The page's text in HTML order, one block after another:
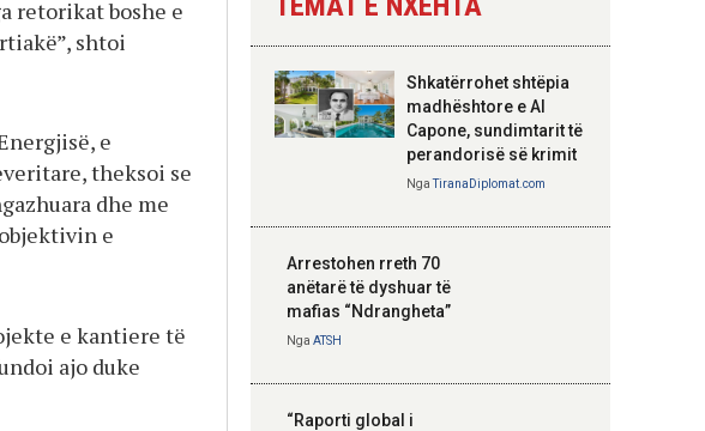
retorikat boshe e
shtoi
e
theksoi se
dhe me
e
e kantiere të
ajo duke
Hoxha takim me
zyrtarë të lartë të
DASH: Angazhim i
përbashkët për
strategjik
Shkatërrohet shtëpia
madhështore e Al
Capone, sundimtarit të
perandorisë së krimit
NgaTiranaDiplomat.com
Arrestohen rreth 70
anëtarë të dyshuar të
mafias “Ndrangheta”
Nga ATSH
“Raporti global i